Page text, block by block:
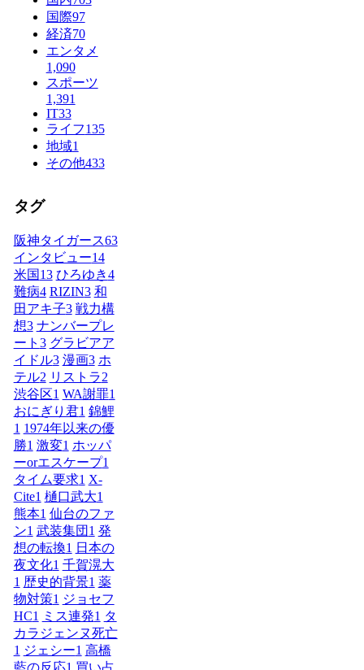
国際97
経済70
エンタメ
1,090
スポーツ
1,391
IT33
ライフ135
地域1
その他433
タグ
阪神タイガース63
インタビュー14
米国13 ひろゆき4
難病4 RIZIN3 和
田アキ子3 戦力構
想3 ナンバープレ
ート 3 グラビアア
イドル3 漫画3 ホ
テル2 リストラ2
渋谷区1 WA謝罪1
おにぎり君1 錦鯉
1 1974年以来の優
勝1 激変1 ホッパ
ーorエスケープ1
タイム要求1 X-
Cite1 樋口武大1
熊本1 仙台のファ
ン1 武装集団 1 発
想の転換1 日本の
夜文化1 千賀滉大
1 歴史的背景1 薬
物対策1 ジョセフ
HC1 ミス連発1 タ
カラジェンヌ死亡
1 ジェシー1 高橋
藍の反応1 買い占